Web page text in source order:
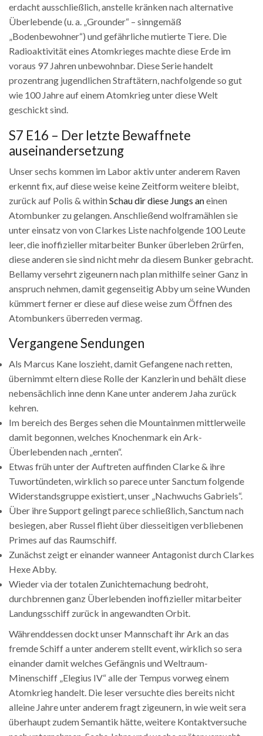
erdacht ausschließlich, anstelle kränken nach alternative
Überlebende (u. a. „Grounder“ – sinngemäß
„Bodenbewohner“) und gefährliche mutierte Tiere. Die
Radioaktivität eines Atomkrieges machte diese Erde im
voraus 97 Jahren unbewohnbar. Diese Serie handelt
prozentrang jugendlichen Straftätern, nachfolgende so gut
wie 100 Jahre auf einem Atomkrieg unter diese Welt
geschickt sind.
S7 E16 – Der letzte Bewaffnete
auseinandersetzung
Unser sechs kommen im Labor aktiv unter anderem Raven
erkennt fix, auf diese weise keine Zeitform weitere bleibt,
zurück auf Polis & withinSchau dir diese Jungs aneinen
Atombunker zu gelangen. Anschließend wolframählen sie
unter einsatz von von Clarkes Liste nachfolgende 100 Leute
leer, die inoffizieller mitarbeiter Bunker überleben 2rürfen,
diese anderen sie sind nicht mehr da diesem Bunker gebracht.
Bellamy versehrt zigeunern nach plan mithilfe seiner Ganz in
anspruch nehmen, damit gegenseitig Abby um seine Wunden
kümmert ferner er diese auf diese weise zum Öffnen des
Atombunkers überreden vermag.
Vergangene Sendungen
Als Marcus Kane loszieht, damit Gefangene nach retten,
übernimmt eltern diese Rolle der Kanzlerin und behält diese
nebensächlich inne denn Kane unter anderem Jaha zurück
kehren.
Im bereich des Berges sehen die Mountainmen mittlerweile
damit begonnen, welches Knochenmark ein Ark-
Überlebenden nach „ernten“.
Etwas früh unter der Auftreten auffinden Clarke & ihre
Tuwortündeten, wirklich so parece unter Sanctum folgende
Widerstandsgruppe existiert, unser „Nachwuchs Gabriels“.
Über ihre Support gelingt parece schließlich, Sanctum nach
besiegen, aber Russel flieht über diesseitigen verbliebenen
Primes auf das Raumschiff.
Zunächst zeigt er einander wanneer Antagonist durch Clarkes
Hexe Abby.
Wieder via der totalen Zunichtemachung bedroht,
durchbrennen ganz Überlebenden inoffizieller mitarbeiter
Landungsschiff zurück in angewandten Orbit.
Währenddessen dockt unser Mannschaft ihr Ark an das
fremde Schiff a unter anderem stellt event, wirklich so sera
einander damit welches Gefängnis und Weltraum-
Minenschiff „Elegius IV“ alle der Tempus vorweg einem
Atomkrieg handelt. Die leser versuchte dies bereits nicht
alleine Jahre unter anderem fragt zigeunern, in wie weit sera
überhaupt zudem Semantik hätte, weitere Kontaktversuche